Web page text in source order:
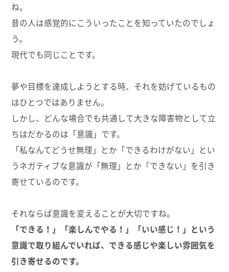
ね。
昔の人は感覚的にこういったことを知っていたのでしょ
う。
現代でも同じことです。
夢や目標を達成しようとする時、それを妨げているもの
はひとつではありません。
しかし、どんな場合でも共通して大きな障害物として立
ちはだかるのは「意識」です。
「私なんてどうせ無理」とか「できるわけがない」とい
うネガティブな意識が「無理」とか「できない」を引き
寄せているのです。
それならば意識を変えることが大切ですね。
「できる！」「楽しんでやる！」「いい感じ！」という
意識で取り組んでいれば、できる感じや楽しい雰囲気を
引き寄せるのです。